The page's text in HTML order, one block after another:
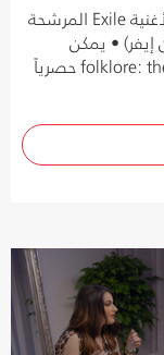
تايلور سويفت أطلقت أيضاً الفيديو الكامل لأغنية Exile المرشحة
إيفر) • يمكن
مشاهدة فيلم folklore: the long pond studio sessions حصرياً